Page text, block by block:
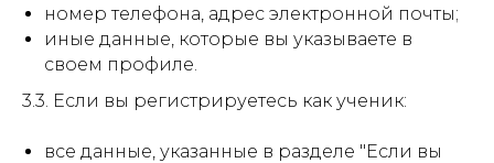
номер телефона, адрес электронной почты;
иные данные, которые вы указываете в
своем профиле.
3.3. Если вы регистрируетесь как ученик:
все данные, указанные в разделе "Если вы